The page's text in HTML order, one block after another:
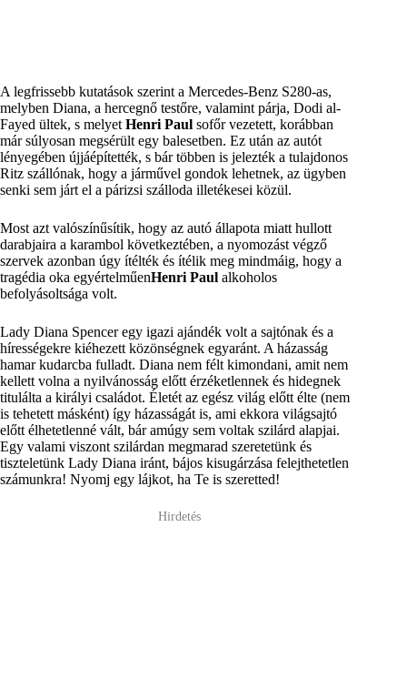
A legfrissebb kutatások szerint a Mercedes-Benz S280-as,
melyben Diana, a hercegnő testőre, valamint párja, Dodi al-
Fayed ültek, s melyet Henri Paul sofőr vezetett, korábban
már súlyosan megsérült egy balesetben. Ez után az autót
lényegében újjáépítették, s bár többen is jelezték a tulajdonos
Ritz szállónak, hogy a járművel gondok lehetnek, az ügyben
senki sem járt el a párizsi szálloda illetékesei közül.
Most azt valószínűsítik, hogy az autó állapota miatt hullott
darabjaira a karambol következtében, a nyomozást végző
szervek azonban úgy ítélték és ítélik meg mindmáig, hogy a
tragédia oka egyértelműenHenri Paul alkoholos
befolyásoltsága volt.
Lady Diana Spencer egy igazi ajándék volt a sajtónak és a
hírességekre kiéhezett közönségnek egyaránt. A házasság
hamar kudarcba fulladt. Diana nem félt kimondani, amit nem
kellett volna a nyilvánosság előtt érzéketlennek és hidegnek
titulálta a királyi családot. Életét az egész világ előtt élte (nem
is tehetett másként) így házasságát is, ami ekkora világsajtó
előtt élhetetlenné vált, bár amúgy sem voltak szilárd alapjai.
Egy valami viszont szilárdan megmarad szeretetünk és
tiszteletünk Lady Diana iránt, bájos kisugárzása felejthetetlen
számunkra! Nyomj egy lájkot, ha Te is szeretted!
Hirdetés